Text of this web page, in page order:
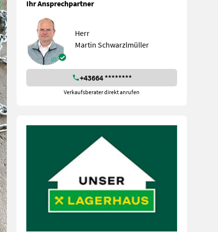
Ihr Ansprechpartner
Herr
Martin Schwarzlmüller
+43664 ********
Verkaufsberater direkt anrufen